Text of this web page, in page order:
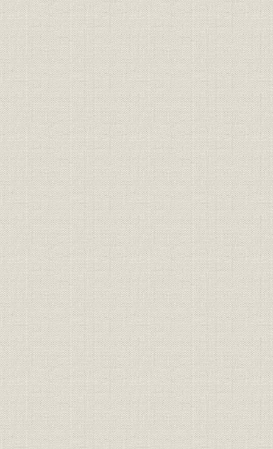
2. 資本金・売上高・損益の推移
3. 生産量の推移
4. 年表
表1-1 操業開始当初の3年間の紙生産高推移(1909~1911年)
図1-1 王子航空機江別製作所・構内略図
図1-2 王子航空機組織図(1944年7月時点)
図2-1 占領軍組織図(1945年9月20日時点)
表2-1 1949年上期の生産高
表2-2 クラフト紙年産3万トン計画の資金調達(1951年3月時点)
表2-3 品種別生産実績(1955年度)
表2-4 洋紙生産量の推移(1949~1969年)
表2-5 業界4社売上高の推移(1948~1969年度)
表2-6 業界4社利益の推移(1948~1969年度)
表2-7 主要株主10社
日本パルプ工業の歴史[1937年―1979年]人絹パルプから、高級塗工紙へと
口絵
第1章 経営基盤確立への苦闘 1937年―1951年
第1節 新天地を求めて